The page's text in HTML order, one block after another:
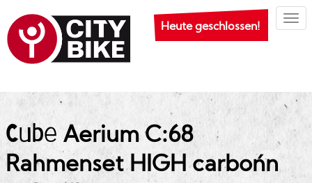
Heute geschlossen!
Cube Aerium C:68
Rahmenset HIGH carbon´n